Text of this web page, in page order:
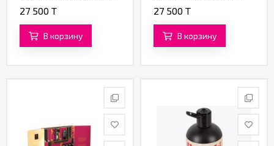
гр.)
27 500 T
В корзину
гр.)
27 500 T
В корзину